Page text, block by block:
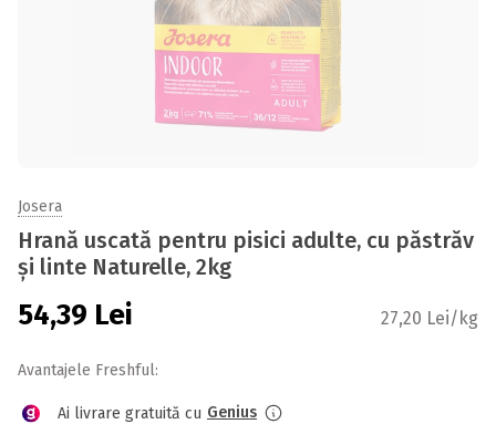
Josera
Hrană uscată pentru pisici adulte, cu păstrăv
și linte Naturelle, 2kg
54,39 Lei 27,20 Lei/kg
Avantajele Freshful:
Ai livrare gratuită cu Genius